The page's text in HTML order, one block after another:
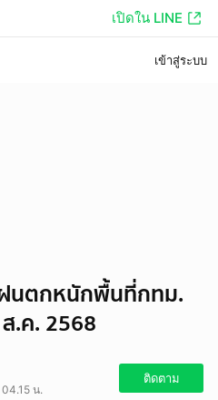
เปิดใน LINE
เข้าสู่ระบบ
นตกหนักพื้นที่กทม.
.ค. 2568
04.15 น.
ติดตาม